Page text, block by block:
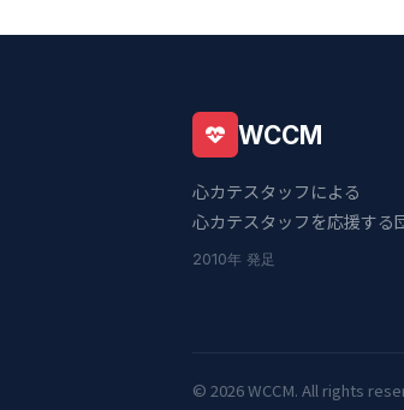
WCCM
心カテスタッフによる
心カテスタッフを応援する
2010年 発足
© 2026 WCCM. All rights